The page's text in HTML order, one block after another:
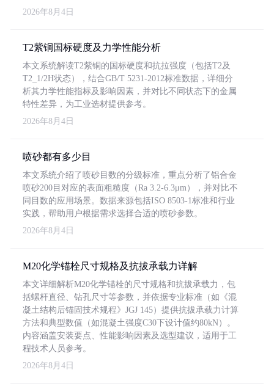
2026年8月4日
T2紫铜国标硬度及力学性能分析
本文系统解读T2紫铜的国标硬度和抗拉强度（包括T2及
T2_1/2H状态），结合GB/T 5231-2012标准数据，详细分
析其力学性能指标及影响因素，并对比不同状态下的金属
特性差异，为工业选材提供参考。
2026年8月4日
喷砂都有多少目
本文系统介绍了喷砂目数的分级标准，重点分析了铝合金
喷砂200目对应的表面粗糙度（Ra 3.2-6.3μm），并对比不
同目数的应用场景。数据来源包括ISO 8503-1标准和行业
实践，帮助用户根据需求选择合适的喷砂参数。
2026年8月4日
M20化学锚栓尺寸规格及抗拔承载力详解
本文详细解析M20化学锚栓的尺寸规格和抗拔承载力，包
括螺杆直径、钻孔尺寸等参数，并依据专业标准（如《混
凝土结构后锚固技术规程》JGJ 145）提供抗拔承载力计算
方法和典型数值（如混凝土强度C30下设计值约80kN）。
内容涵盖安装要点、性能影响因素及选型建议，适用于工
程技术人员参考。
2026年8月4日